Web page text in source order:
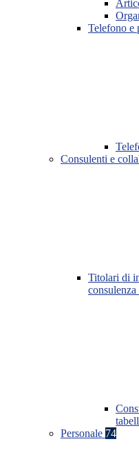
Telefono e
Consulenti e
Titolari di
consulenza
Personale 74